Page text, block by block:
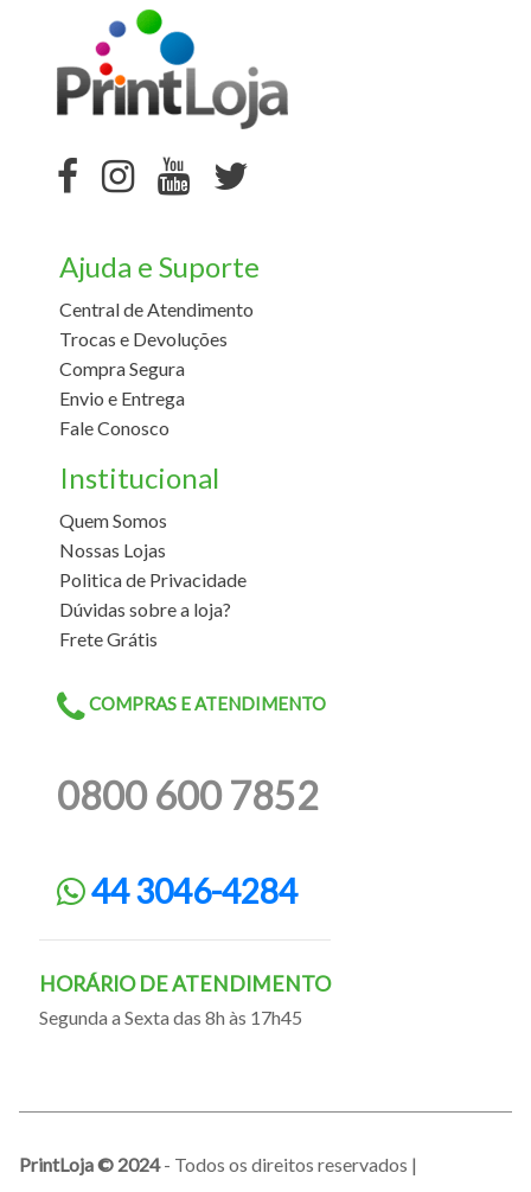
Ajuda e Suporte
Central de Atendimento
Trocas e Devoluções
Compra Segura
Envio e Entrega
Fale Conosco
Institucional
Quem Somos
Nossas Lojas
Politica de Privacidade
Dúvidas sobre a loja?
Frete Grátis
COMPRAS E ATENDIMENTO
0800 600 7852
44 3046-4284
HORÁRIO DE ATENDIMENTO
Segunda a Sexta das 8h às 17h45
PrintLoja © 2024- Todos os direitos reservados |